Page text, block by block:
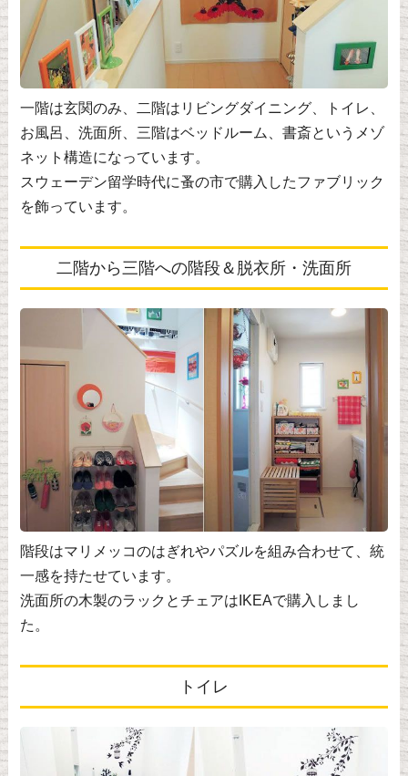
一階は玄関のみ、二階はリビングダイニング、トイレ、
お風呂、洗面所、三階はベッドルーム、書斎というメゾ
ネット構造になっています。
スウェーデン留学時代に蚤の市で購入したファブリック
を飾っています。
二階から三階への階段＆脱衣所・洗面所
階段はマリメッコのはぎれやパズルを組み合わせて、統
一感を持たせています。
洗面所の木製のラックとチェアはIKEAで購入しまし
た。
トイレ